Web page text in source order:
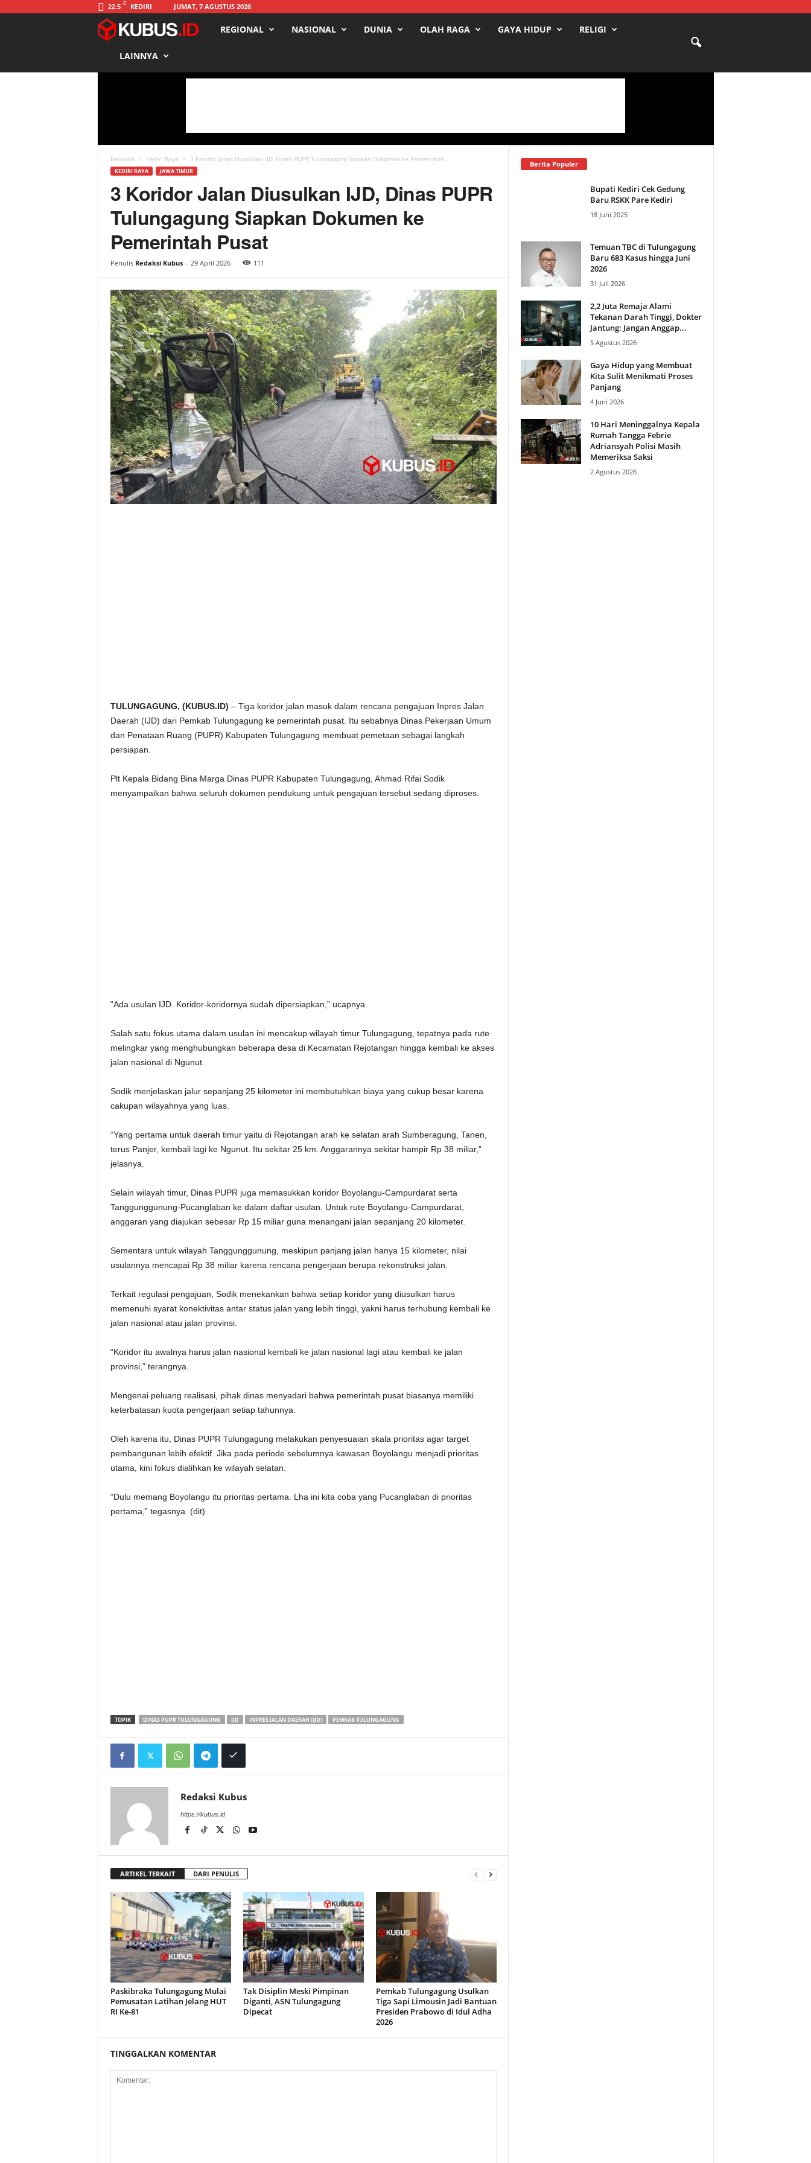
22.5 C KEDIRI JUMAT, 7 AGUSTUS 2026
s
REGIONAL NASIONAL DUNIA OLAH RAGA GAYA HIDUP RELIGI
LAINNYA
Beranda Kediri Raya 3 Koridor Jalan Diusulkan IJD, Dinas PUPR Tulungagung Siapkan Dokumen ke Pemerintah...
KEDIRI RAYA JAWA TIMUR
3 Koridor Jalan Diusulkan IJD, Dinas PUPR
Tulungagung Siapkan Dokumen ke
Pemerintah Pusat
Penulis Redaksi Kubus- 29 April 2026 111
TULUNGAGUNG, (KUBUS.ID) – Tiga koridor jalan masuk dalam rencana pengajuan Inpres Jalan
Daerah (IJD) dari Pemkab Tulungagung ke pemerintah pusat. Itu sebabnya Dinas Pekerjaan Umum
dan Penataan Ruang (PUPR) Kabupaten Tulungagung membuat pemetaan sebagai langkah
persiapan.
Plt Kepala Bidang Bina Marga Dinas PUPR Kabupaten Tulungagung, Ahmad Rifai Sodik
menyampaikan bahwa seluruh dokumen pendukung untuk pengajuan tersebut sedang diproses.
“Ada usulan IJD. Koridor-koridornya sudah dipersiapkan,” ucapnya.
Salah satu fokus utama dalam usulan ini mencakup wilayah timur Tulungagung, tepatnya pada rute
melingkar yang menghubungkan beberapa desa di Kecamatan Rejotangan hingga kembali ke akses
jalan nasional di Ngunut.
Sodik menjelaskan jalur sepanjang 25 kilometer ini membutuhkan biaya yang cukup besar karena
cakupan wilayahnya yang luas.
“Yang pertama untuk daerah timur yaitu di Rejotangan arah ke selatan arah Sumberagung, Tanen,
terus Panjer, kembali lagi ke Ngunut. Itu sekitar 25 km. Anggarannya sekitar hampir Rp 38 miliar,”
jelasnya.
Selain wilayah timur, Dinas PUPR juga memasukkan koridor Boyolangu-Campurdarat serta
Tanggunggunung-Pucanglaban ke dalam daftar usulan. Untuk rute Boyolangu-Campurdarat,
anggaran yang diajukan sebesar Rp 15 miliar guna menangani jalan sepanjang 20 kilometer.
Sementara untuk wilayah Tanggunggunung, meskipun panjang jalan hanya 15 kilometer, nilai
usulannya mencapai Rp 38 miliar karena rencana pengerjaan berupa rekonstruksi jalan.
Terkait regulasi pengajuan, Sodik menekankan bahwa setiap koridor yang diusulkan harus
memenuhi syarat konektivitas antar status jalan yang lebih tinggi, yakni harus terhubung kembali ke
jalan nasional atau jalan provinsi.
“Koridor itu awalnya harus jalan nasional kembali ke jalan nasional lagi atau kembali ke jalan
provinsi,” terangnya.
Mengenai peluang realisasi, pihak dinas menyadari bahwa pemerintah pusat biasanya memiliki
keterbatasan kuota pengerjaan setiap tahunnya.
Oleh karena itu, Dinas PUPR Tulungagung melakukan penyesuaian skala prioritas agar target
pembangunan lebih efektif. Jika pada periode sebelumnya kawasan Boyolangu menjadi prioritas
utama, kini fokus dialihkan ke wilayah selatan.
“Dulu memang Boyolangu itu prioritas pertama. Lha ini kita coba yang Pucanglaban di prioritas
pertama,” tegasnya. (dit)
TOPIK DINAS PUPR TULUNGAGUNG IJD INPRES JALAN DAERAH (IJD) PEMKAB TULUNGAGUNG
Redaksi Kubus
https://kubus.id
ARTIKEL TERKAIT DARI PENULIS
Paskibraka Tulungagung Mulai
Pemusatan Latihan Jelang HUT
RI Ke-81
Tak Disiplin Meski Pimpinan
Diganti, ASN Tulungagung
Dipecat
Pemkab Tulungagung Usulkan
Tiga Sapi Limousin Jadi Bantuan
Presiden Prabowo di Idul Adha
2026
TINGGALKAN KOMENTAR
Berita Populer
Bupati Kediri Cek Gedung
Baru RSKK Pare Kediri
18 Juni 2025
Temuan TBC di Tulungagung
Baru 683 Kasus hingga Juni
2026
31 Juli 2026
2,2 Juta Remaja Alami
Tekanan Darah Tinggi, Dokter
Jantung: Jangan Anggap...
5 Agustus 2026
Gaya Hidup yang Membuat
Kita Sulit Menikmati Proses
Panjang
4 Juni 2026
10 Hari Meninggalnya Kepala
Rumah Tangga Febrie
Adriansyah Polisi Masih
Memeriksa Saksi
2 Agustus 2026